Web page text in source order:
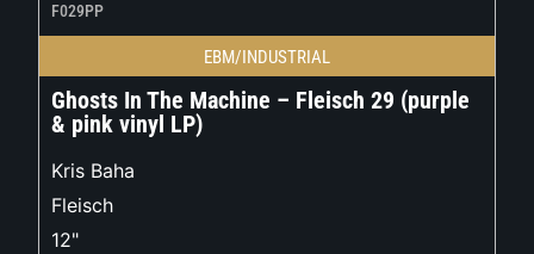
F029PP
EBM/INDUSTRIAL
Ghosts In The Machine – Fleisch 29 (purple
& pink vinyl LP)
Kris Baha
Fleisch
12"